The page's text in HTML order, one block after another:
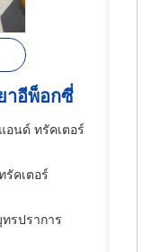
าอีพ็อกซี่
อนด์ ทรัคเตอร์
คเตอร์
รปราการ